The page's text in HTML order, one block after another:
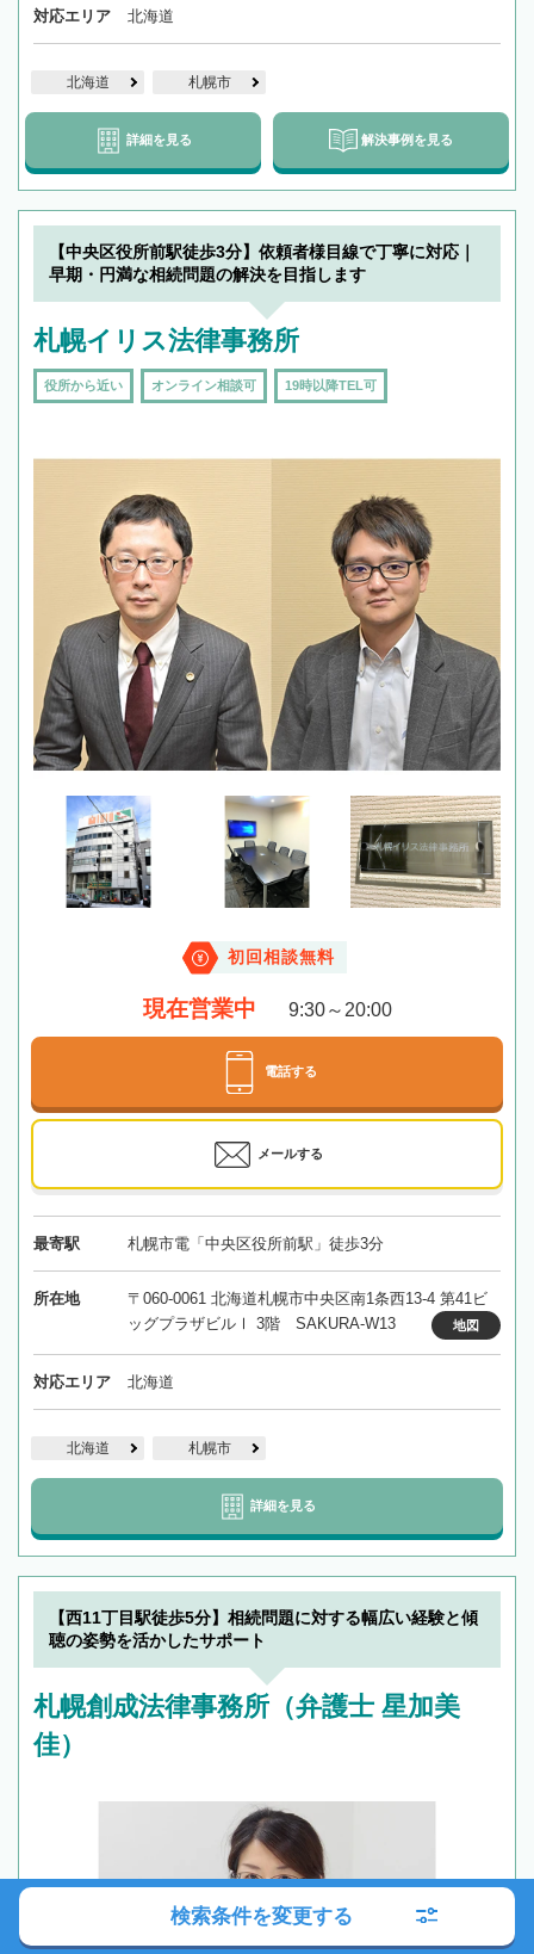
対応エリア 北海道
北海道 札幌市
詳細を見る 解決事例を見る
【中央区役所前駅徒歩3分】依頼者様目線で丁寧に対応｜
早期・円満な相続問題の解決を目指します
札幌イリス法律事務所
役所から近い オンライン相談可 19時以降TEL可
初回相談無料
現在営業中 9:30～20:00
電話する
メールする
最寄駅 札幌市電「中央区役所前駅」徒歩3分
所在地
〒060-0061 北海道札幌市中央区南1条西13-4 第41ビ
ッグプラザビルⅠ 3階 SAKURA-W13
地図
対応エリア 北海道
北海道 札幌市
詳細を見る
【西11丁目駅徒歩5分】相続問題に対する幅広い経験と傾
聴の姿勢を活かしたサポート
札幌創成法律事務所（弁護士 星加美
佳）
検索条件を変更する